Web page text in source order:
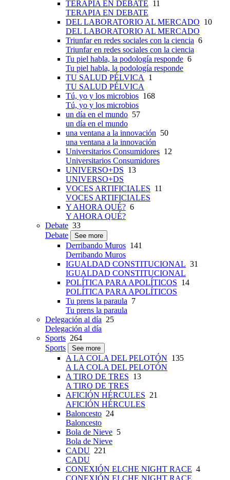
TERAPIA EN DEBATE 11
TERAPIA EN DEBATE
DEL LABORATORIO AL MERCADO 10
DEL LABORATORIO AL MERCADO
Triunfar en redes sociales con la ciencia 6
Triunfar en redes sociales con la ciencia
Tu piel habla, la podología responde 6
Tu piel habla, la podología responde
TU SALUD PÉLVICA 1
TU SALUD PÉLVICA
Tú, yo y los microbios 168
Tú, yo y los microbios
un día en el mundo 57
un día en el mundo
una ventana a la innovación 50
una ventana a la innovación
Universitarios Consumidores 12
Universitarios Consumidores
UNIVERSO+DS 13
UNIVERSO+DS
VOCES ARTIFICIALES 11
VOCES ARTIFICIALES
Y AHORA QUÉ? 6
Y AHORA QUÉ?
Debate 33
Debate
See more
Derribando Muros 141
Derribando Muros
IGUALDAD CONSTITUCIONAL 31
IGUALDAD CONSTITUCIONAL
POLÍTICA PARA APOLÍTICOS 14
POLÍTICA PARA APOLÍTICOS
Tu prens la paraula 7
Tu prens la paraula
Delegación al día 25
Delegación al día
Sports 264
Sports
See more
A LA COLA DEL PELOTÓN 135
A LA COLA DEL PELOTÓN
A TIRO DE TRES 13
A TIRO DE TRES
AFICIÓN HÉRCULES 21
AFICIÓN HÉRCULES
Baloncesto 24
Baloncesto
Bola de Nieve 5
Bola de Nieve
CADU 221
CADU
CONEXIÓN ELCHE NIGHT RACE 4